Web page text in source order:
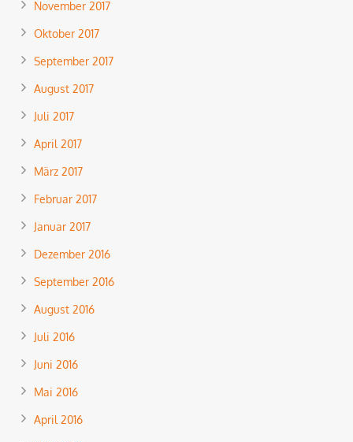
November 2017
Oktober 2017
September 2017
August 2017
Juli 2017
April 2017
März 2017
Februar 2017
Januar 2017
Dezember 2016
September 2016
August 2016
Juli 2016
Juni 2016
Mai 2016
April 2016